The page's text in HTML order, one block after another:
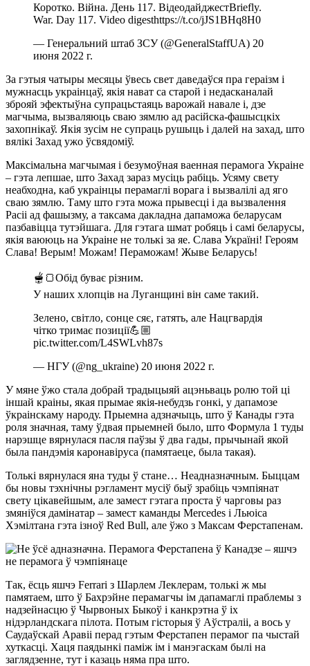
Коротко. Війна. День 117. ВідеодайджестBriefly.
War. Day 117. Video digesthttps://t.co/jJS1BHq8H0
— Генеральний штаб ЗСУ (@GeneralStaffUA) 20
июня 2022 г.
За гэтыя чатыры месяцы ўвесь свет даведаўся пра гераізм і
мужнасць украінцаў, якія нават са старой і недасканалай
зброяй эфектыўна супрацьстаяць варожай навале і, дзе
магчыма, вызваляюць сваю зямлю ад расійска-фашысцкіх
захопнікаў. Якія зусім не супраць рушыць і далей на захад, што
вялікі Захад ужо ўсвядоміў.
Максімальна магчымая і безумоўная ваенная перамога Украіне
– гэта лепшае, што Захад зараз мусіць рабіць. Усяму свету
неабходна, каб украінцы перамаглі ворага і вызвалілі ад яго
сваю зямлю. Таму што гэта можа прывесці і да вызвалення
Расіі ад фашызму, а таксама дакладна дапаможа беларусам
пазбавіцца тутэйшага. Для гэтага шмат робяць і самі беларусы,
якія ваююць на Украіне не толькі за яе. Слава Україні! Героям
Слава! Верым! Можам! Пераможам! Жыве Беларусь!
🫕🍞Обід буває різним.
У наших хлопців на Луганщині він саме такий.
Зелено, світло, сонце сяє, гатять, але Нацгвардія
чітко тримає позиції💪🏼
pic.twitter.com/L4SWLvh87s
— НГУ (@ng_ukraine) 20 июня 2022 г.
У мяне ўжо стала добрай традыцыяй ацэньваць ролю той ці
іншай краіны, якая прымае якія-небудзь гонкі, у дапамозе
ўкраінскаму народу. Прыемна адзначыць, што ў Канады гэта
роля значная, таму ўдвая прыемней было, што Формула 1 туды
нарэшце вярнулася пасля паўзы ў два гады, прычынай якой
была пандэмія каронавіруса (памятаеце, была такая).
Толькі вярнулася яна туды ў стане… Неадназначным. Быццам
бы новы тэхнічны рэгламент мусіў быў зрабіць чэмпіянат
свету цікавейшым, але замест гэтага проста ў чарговы раз
змяніўся дамінатар – замест каманды Mercedes і Льюіса
Хэмілтана гэта ізноў Red Bull, але ўжо з Максам Ферстапенам.
Так, ёсць яшчэ Ferrari з Шарлем Леклерам, толькі ж мы
памятаем, што ў Бахрэйне перамагчы ім дапамаглі праблемы з
надзейнасцю ў Чырвоных Быкоў і канкрэтна ў іх
нідэрландскага пілота. Потым гісторыя ў Аўстраліі, а вось у
Саудаўскай Аравіі перад гэтым Ферстапен перамог па чыстай
хуткасці. Хаця паядынкі паміж ім і манэгаскам былі на
заглядзенне, тут і казаць няма пра што.